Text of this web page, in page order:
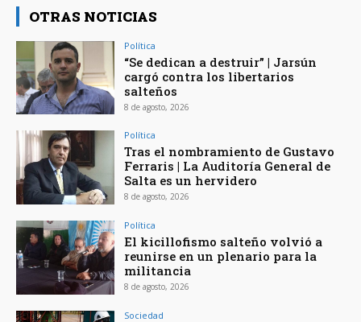
OTRAS NOTICIAS
Política
“Se dedican a destruir” | Jarsún
cargó contra los libertarios
salteños
8 de agosto, 2026
Política
Tras el nombramiento de Gustavo
Ferraris | La Auditoría General de
Salta es un hervidero
8 de agosto, 2026
Política
El kicillofismo salteño volvió a
reunirse en un plenario para la
militancia
8 de agosto, 2026
Sociedad